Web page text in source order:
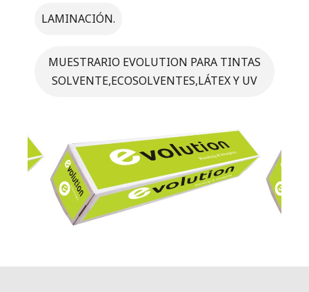
LAMINACIÓN.
MUESTRARIO EVOLUTION PARA TINTAS
SOLVENTE,ECOSOLVENTES,LÁTEX Y UV